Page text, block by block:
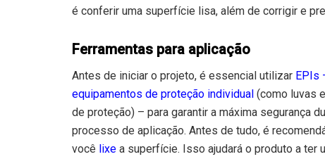
é conferir uma superfície lisa, além de corrigir e
Ferramentas para aplicação
Antes de iniciar o projeto, é essencial utilizar EPIs
equipamentos de proteção individual (como luvas
de proteção) – para garantir a máxima segurança
processo de aplicação. Antes de tudo, é
você lixe a superfície. Isso ajudará o produto a ter